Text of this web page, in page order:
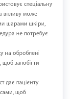
спеціальну
впливу може
шарами шкіри,
не потребує
на оброблені
запобігти
дає пацієнту
щоб